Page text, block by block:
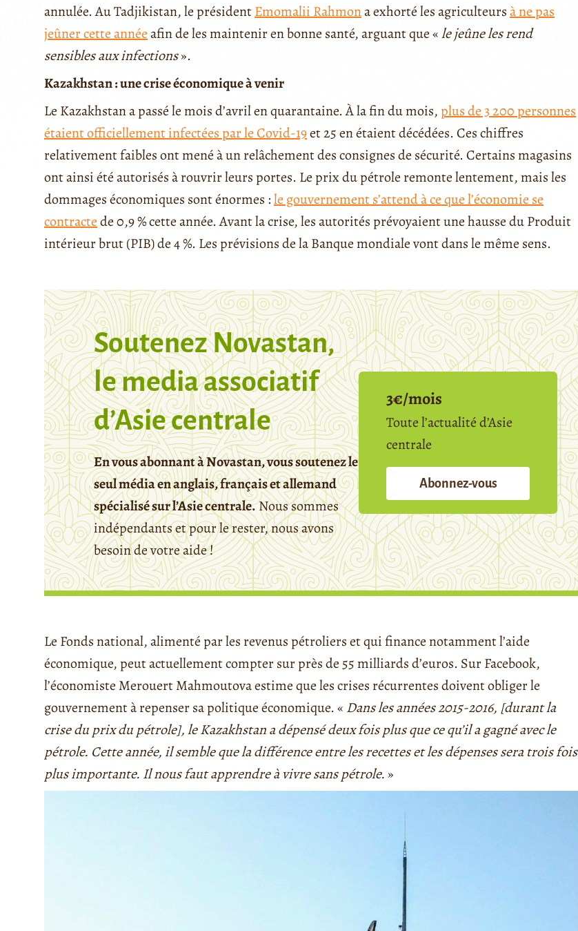
annulée. Au Tadjikistan, le présidentEmomalii Rahmona exhorté les agriculteursà ne pas
jeûner cette annéeafin de les maintenir en bonne santé, arguant que «le jeûne les rend
sensibles aux infections».
Kazakhstan : une crise économique à venir
Le Kazakhstan a passé le mois d’avril en quarantaine. À la fin du mois,plus de 3 200 personnes
étaient officiellement infectées par le Covid-19et 25 en étaient décédées. Ces chiffres
relativement faibles ont mené à un relâchement des consignes de sécurité. Certains magasins
ont ainsi été autorisés à rouvrir leurs portes. Le prix du pétrole remonte lentement, mais les
dommages économiques sont énormes :le gouvernement s’attend à ce que l’économie se
contractede 0,9 % cette année. Avant la crise, les autorités prévoyaient une hausse du Produit
intérieur brut (PIB) de 4 %. Les prévisions de la Banque mondiale vont dans le même sens.
Soutenez Novastan,
le media associatif
d’Asie centrale
En vous abonnant à Novastan, vous soutenez le
seul média en anglais, français et allemand
spécialisé sur l’Asie centrale.Nous sommes
indépendants et pour le rester, nous avons
besoin de votre aide !
3€/mois
Toute l’actualité d’Asie
centrale
Abonnez-vous
Le Fonds national, alimenté par les revenus pétroliers et qui finance notamment l’aide
économique, peut actuellement compter sur près de 55 milliards d’euros. Sur Facebook,
l’économiste Merouert Mahmoutova estime que les crises récurrentes doivent obliger le
gouvernement à repenser sa politique économique. « Dans les années 2015-2016, [durant la
crise du prix du pétrole], le Kazakhstan a dépensé deux fois plus que ce qu’il a gagné avec le
pétrole. Cette année, il semble que la différence entre les recettes et les dépenses sera trois fois
plus importante. Il nous faut apprendre à vivre sans pétrole. »